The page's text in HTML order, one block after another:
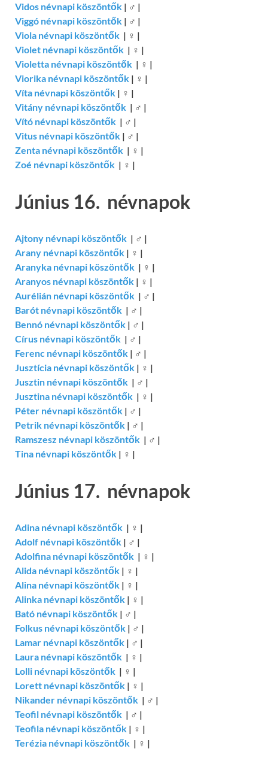
Vidos névnapi köszöntők | ♂ |
Viggó névnapi köszöntők | ♂ |
Viola névnapi köszöntők | ♀ |
Violet névnapi köszöntők | ♀ |
Violetta névnapi köszöntők | ♀ |
Viorika névnapi köszöntők | ♀ |
Víta névnapi köszöntők | ♀ |
Vitány névnapi köszöntők | ♂ |
Vító névnapi köszöntők | ♂ |
Vitus névnapi köszöntők | ♂ |
Zenta névnapi köszöntők | ♀ |
Zoé névnapi köszöntők | ♀ |
Június 16. névnapok
Ajtony névnapi köszöntők | ♂ |
Arany névnapi köszöntők | ♀ |
Aranyka névnapi köszöntők | ♀ |
Aranyos névnapi köszöntők | ♀ |
Aurélián névnapi köszöntők | ♂ |
Barót névnapi köszöntők | ♂ |
Bennó névnapi köszöntők | ♂ |
Círus névnapi köszöntők | ♂ |
Ferenc névnapi köszöntők | ♂ |
Jusztícia névnapi köszöntők | ♀ |
Jusztin névnapi köszöntők | ♂ |
Jusztina névnapi köszöntők | ♀ |
Péter névnapi köszöntők | ♂ |
Petrik névnapi köszöntők | ♂ |
Ramszesz névnapi köszöntők | ♂ |
Tina névnapi köszöntők | ♀ |
Június 17. névnapok
Adina névnapi köszöntők | ♀ |
Adolf névnapi köszöntők | ♂ |
Adolfina névnapi köszöntők | ♀ |
Alida névnapi köszöntők | ♀ |
Alina névnapi köszöntők | ♀ |
Alinka névnapi köszöntők | ♀ |
Bató névnapi köszöntők | ♂ |
Folkus névnapi köszöntők | ♂ |
Lamar névnapi köszöntők | ♂ |
Laura névnapi köszöntők | ♀ |
Lolli névnapi köszöntők | ♀ |
Lorett névnapi köszöntők | ♀ |
Nikander névnapi köszöntők | ♂ |
Teofil névnapi köszöntők | ♂ |
Teofila névnapi köszöntők | ♀ |
Terézia névnapi köszöntők | ♀ |